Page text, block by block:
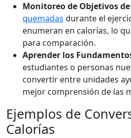
Monitoreo de Objetivos
quemadas durante el
enumeran en calorías, lo
para comparación.
Aprender los
estudiantes o personas
convertir entre unidades
mejor comprensión de las
Ejemplos de
Calorías